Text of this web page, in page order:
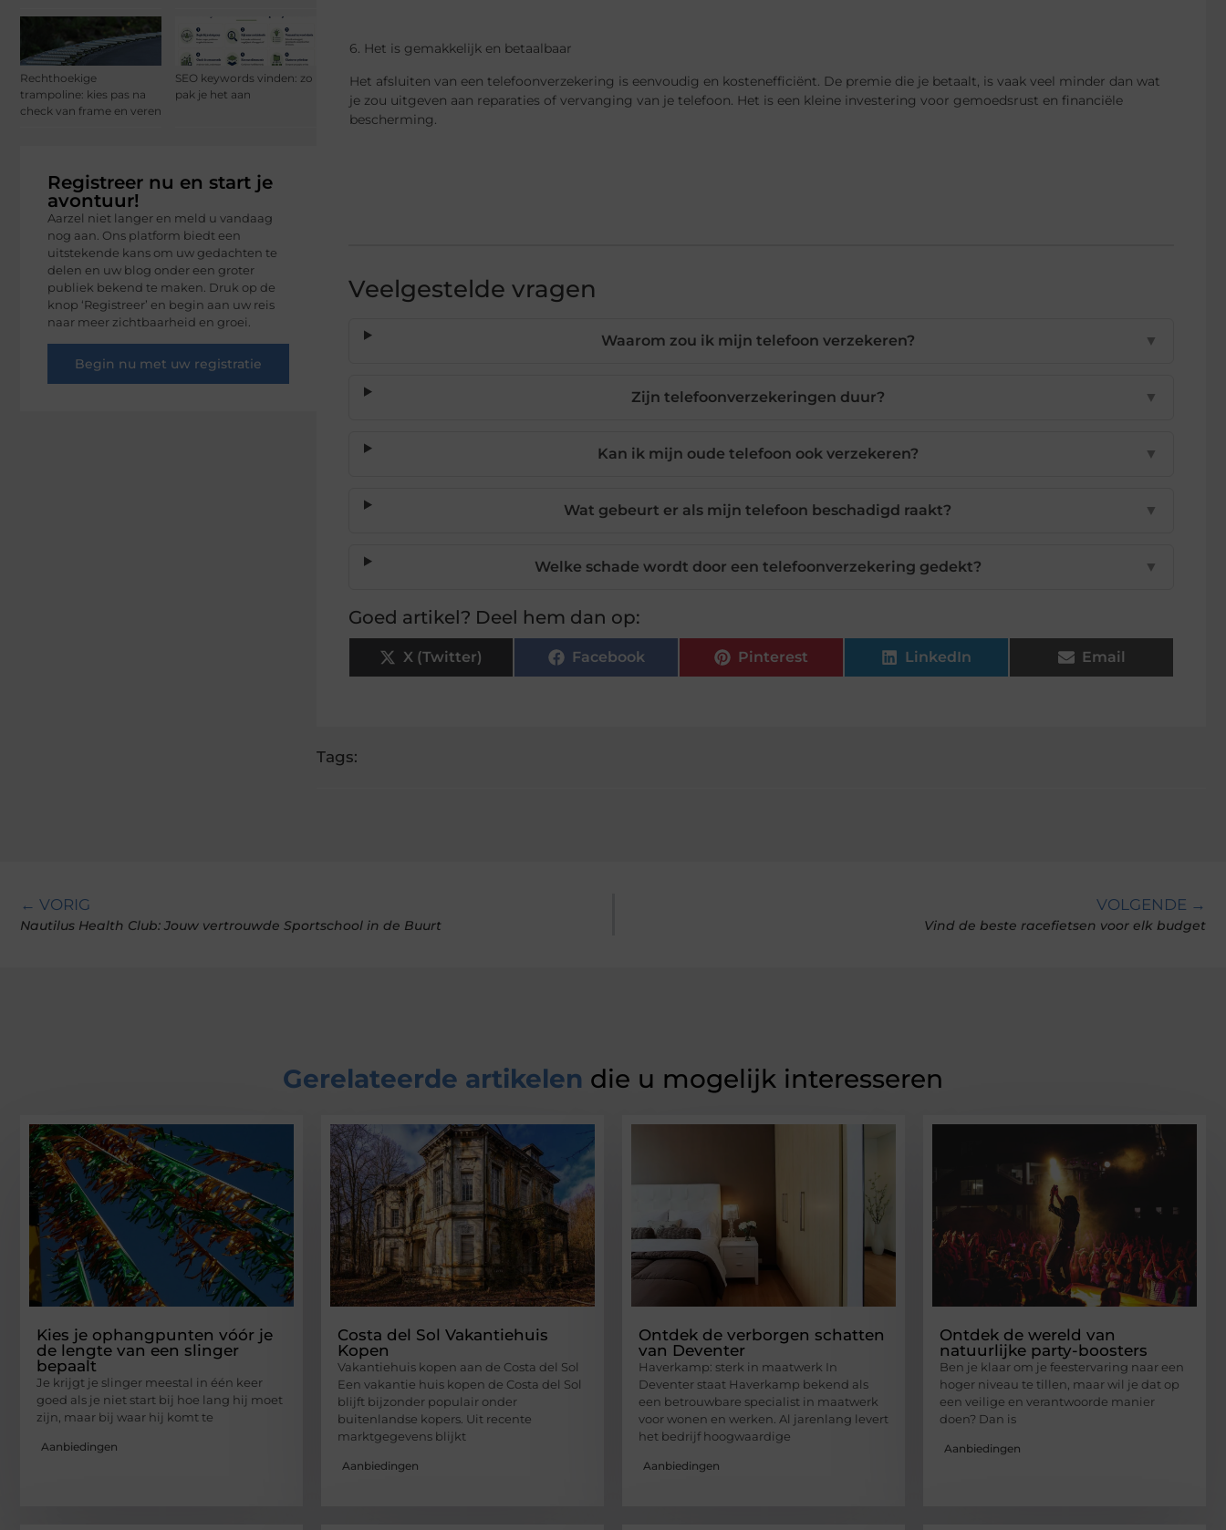
Rechthoekige
trampoline: kies pas na
check van frame en veren
SEO keywords vinden: zo
pak je het aan
Registreer nu en start je
avontuur!
Aarzel niet langer en meld u vandaag
nog aan. Ons platform biedt een
uitstekende kans om uw gedachten te
delen en uw blog onder een groter
publiek bekend te maken. Druk op de
knop ‘Registreer’ en begin aan uw reis
naar meer zichtbaarheid en groei.
Begin nu met uw registratie
6. Het is gemakkelijk en betaalbaar
Het afsluiten van een telefoonverzekering is eenvoudig en kostenefficiënt. De premie die je betaalt, is vaak veel minder dan wat
je zou uitgeven aan reparaties of vervanging van je telefoon. Het is een kleine investering voor gemoedsrust en financiële
bescherming.
Veelgestelde vragen
Waarom zou ik mijn telefoon verzekeren? ▼
Zijn telefoonverzekeringen duur? ▼
Kan ik mijn oude telefoon ook verzekeren? ▼
Wat gebeurt er als mijn telefoon beschadigd raakt? ▼
Welke schade wordt door een telefoonverzekering gedekt? ▼
Goed artikel? Deel hem dan op:
X (Twitter) Facebook Pinterest LinkedIn Email
Tags:
← VORIG
Nautilus Health Club: Jouw vertrouwde Sportschool in de Buurt
VOLGENDE →
Vind de beste racefietsen voor elk budget
Gerelateerde artikelen die u mogelijk interesseren
Kies je ophangpunten vóór je
de lengte van een slinger
bepaalt
Je krijgt je slinger meestal in één keer
goed als je niet start bij hoe lang hij moet
zijn, maar bij waar hij komt te
Aanbiedingen
Costa del Sol Vakantiehuis
Kopen
Vakantiehuis kopen aan de Costa del Sol
Een vakantie huis kopen de Costa del Sol
blijft bijzonder populair onder
buitenlandse kopers. Uit recente
marktgegevens blijkt
Aanbiedingen
Ontdek de verborgen schatten
van Deventer
Haverkamp: sterk in maatwerk In
Deventer staat Haverkamp bekend als
een betrouwbare specialist in maatwerk
voor wonen en werken. Al jarenlang levert
het bedrijf hoogwaardige
Aanbiedingen
Ontdek de wereld van
natuurlijke party-boosters
Ben je klaar om je feestervaring naar een
hoger niveau te tillen, maar wil je dat op
een veilige en verantwoorde manier
doen? Dan is
Aanbiedingen